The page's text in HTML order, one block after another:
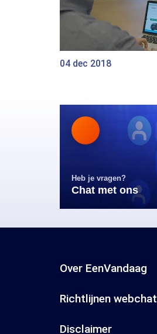
04 dec 2018
Heb je vragen?
Chat met ons
Over EenVandaag
Richtlijnen webchat
Disclaimer